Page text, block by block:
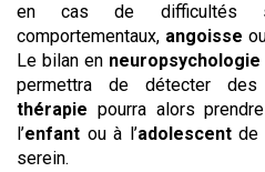
en cas de difficultés
comportementaux, angoisse
Le bilan en neuropsychologie
permettra de détecter des
thérapie pourra alors
l’enfant ou à l’adolescentde
serein.